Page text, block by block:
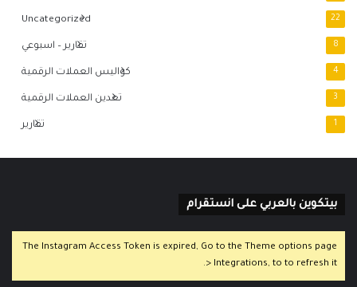
Uncategorized 22
تقارير – اسبوعي 8
كواليس العملات الرقمية 4
تعدين العملات الرقمية 3
تقارير 1
بيتكوين بالعربي على انستقرام
The Instagram Access Token is expired, Go to the Theme options page
> Integrations, to to refresh it.